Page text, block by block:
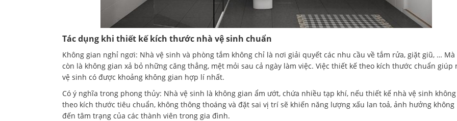
Tác dụng khi thiết kế kích thước nhà vệ sinh chuẩn
Không gian nghỉ ngơi: Nhà vệ sinh và phòng tắm không chỉ là nơi giải quyết các nhu cầu về tắm rửa, giặt giũ, … Mà
còn là không gian xả bỏ những căng thẳng, mệt mỏi sau cả ngày làm việc. Việc thiết kế theo kích thước chuẩn giúp
vệ sinh có được khoảng không gian hợp lí nhất.
Có ý nghĩa trong phong thủy: Nhà vệ sinh là không gian ẩm ướt, chứa nhiều tạp khí, nếu thiết kế nhà vệ sinh không
theo kích thước tiêu chuẩn, không thông thoáng và đặt sai vị trí sẽ khiến năng lượng xấu lan toả, ảnh hưởng không
đến tâm trạng của các thành viên trong gia đình.